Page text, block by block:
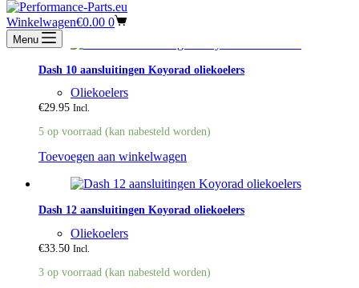
Winkelwagen€0.00 0
Menu
Dash 10 aansluitingen Koyorad oliekoelers
Oliekoelers
€29.95 Incl.
5 op voorraad (kan nabesteld worden)
Toevoegen aan winkelwagen
Dash 12 aansluitingen Koyorad oliekoelers
Oliekoelers
€33.50 Incl.
3 op voorraad (kan nabesteld worden)